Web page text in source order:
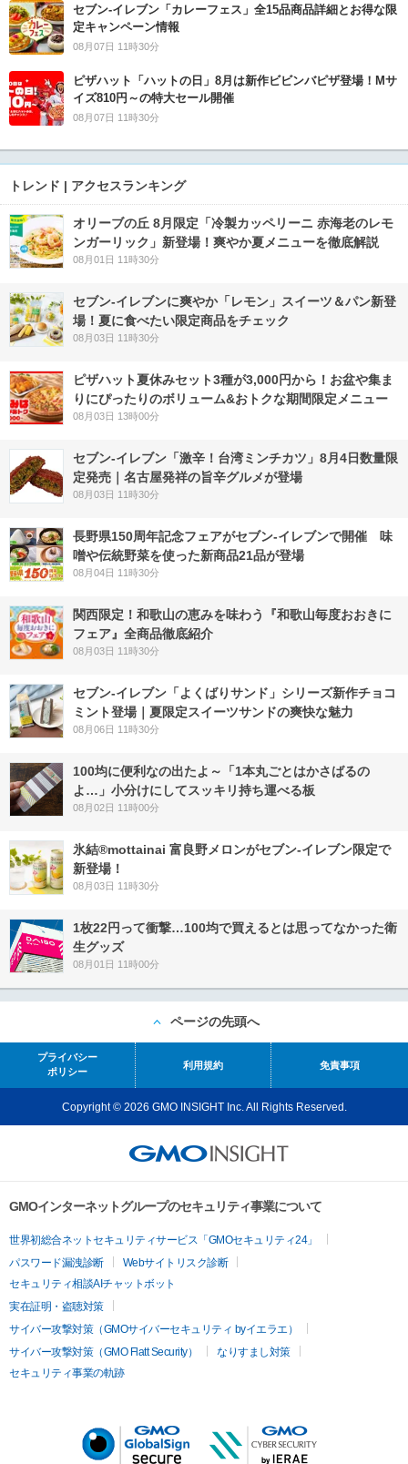
セブン‐イレブン「カレーフェス」全15品商品詳細とお得な限
定キャンペーン情報
08月07日 11時30分
ピザハット「ハットの日」8月は新作ビビンバピザ登場！Mサ
イズ810円～の特大セール開催
08月07日 11時30分
トレンド | アクセスランキング
オリーブの丘 8月限定「冷製カッペリーニ 赤海老のレモ
ンガーリック」新登場！爽やか夏メニューを徹底解説
08月01日 11時30分
セブン‐イレブンに爽やか「レモン」スイーツ＆パン新登
場！夏に食べたい限定商品をチェック
08月03日 11時30分
ピザハット夏休みセット3種が3,000円から！お盆や集ま
りにぴったりのボリューム&おトクな期間限定メニュー
08月03日 13時00分
セブン-イレブン「激辛！台湾ミンチカツ」8月4日数量限
定発売｜名古屋発祥の旨辛グルメが登場
08月03日 11時30分
長野県150周年記念フェアがセブン-イレブンで開催 味
噌や伝統野菜を使った新商品21品が登場
08月04日 11時30分
関西限定！和歌山の恵みを味わう『和歌山毎度おおきに
フェア』全商品徹底紹介
08月03日 11時30分
セブン‐イレブン「よくばりサンド」シリーズ新作チョコ
ミント登場｜夏限定スイーツサンドの爽快な魅力
08月06日 11時30分
100均に便利なの出たよ～「1本丸ごとはかさばるの
よ…」小分けにしてスッキリ持ち運べる板
08月02日 11時00分
氷結®mottainai 富良野メロンがセブン‐イレブン限定で
新登場！
08月03日 11時30分
1枚22円って衝撃…100均で買えるとは思ってなかった衛
生グッズ
08月01日 11時00分
ページの先頭へ
プライバシー
ポリシー
利用規約 免責事項
Copyright © 2026 GMO INSIGHT Inc. All Rights Reserved.
GMOインターネットグループのセキュリティ事業について
世界初総合ネットセキュリティサービス「GMOセキュリティ24」
パスワード漏洩診断
Webサイトリスク診断
セキュリティ相談AIチャットボット
実在証明・盗聴対策
サイバー攻撃対策（GMOサイバーセキュリティ byイエラエ）
サイバー攻撃対策（GMO Flatt Security）
なりすまし対策
セキュリティ事業の軌跡